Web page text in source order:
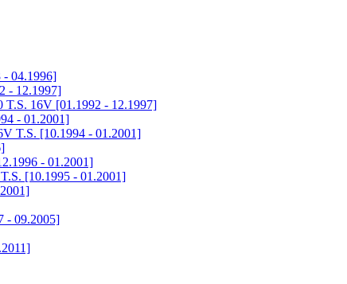
- 04.1996]
- 12.1997]
T.S. 16V [01.1992 - 12.1997]
- 01.2001]
T.S. [10.1994 - 01.2001]
- 01.2001]
[10.1995 - 01.2001]
- 09.2005]